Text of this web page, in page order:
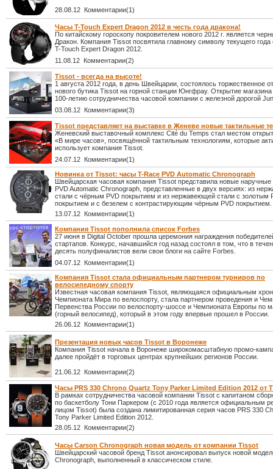
28.08.12 Комментарии(1)
Часы T-Touch Expert Dragon 2012 в честь года дракона!
По китайскому гороскопу покровителем нового 2012 г. является
Дракон. Компания Tissot посвятила главному символу текущего
T-Touch Expert Dragon 2012.
11.08.12 Комментарии(2)
Tissot - всегда на высоте!
1 августа 2012 года, в день Швейцарии, состоялось торжественное
нового бутика Tissot на горной станции Юнгфрау. Открытие
100-летию сотрудничества часовой компании с железной дорогой
03.08.12 Комментарии(3)
Tissot представляет на выставке в Женеве новые тактильные
Женевский выставочный комплекс Cité du Temps стал местом
«В мире часов», посвящённой тактильным технологиям, которые
использует компания Tissot.
24.07.12 Комментарии(1)
Новинка от Tissot: часы T-Race PVD Automatic Chronograph
Швейцарская часовая компания Tissot представила новые
PVD Automatic Chronograph, представленные в двух версиях: из
стали с чёрным PVD покрытием и из нержавеющей стали с золотым
покрытием и с безелем с контрастирующим чёрным PVD покрытием.
13.07.12 Комментарии(1)
Компания Tissot пополнила список Forbes
27 июня в Digital October прошла церемония награждения
стартапов. Конкурс, начавшийся год назад состоял в том, что в
десять полуфиналистов вели свои блоги на сайте Forbes.
04.07.12 Комментарии(1)
Компания Tissot стала официальным партнером турниров по
велосипедному спорту
Известная часовая компания Tissot, являющаяся официальным
Чемпионата Мира по велоспорту, стала партнером проведения и
Первенства России по велоспорту-шоссе и Чемпионата Европы по
(горный велосипед), который в этом году впервые прошел в России.
26.06.12 Комментарии(1)
Презентация новых часов Tissot в Воронеже
Компания Tissot начала в Воронеже широкомасштабную промо-
далее пройдёт в торговых центрах крупнейших регионов России.
21.06.12 Комментарии(2)
Часы PRS 330 Chrono Quartz Tony Parker Limited Edition 2012 от
В рамках сотрудничества часовой компании Tissot с капитаном
по баскетболу Тони Паркером (с 2010 года является официальным
лицом Tissot) была создана лимитированная серия часов PRS 330
Tony Parker Limited Edition 2012.
28.05.12 Комментарии(2)
Часы Carson Chronograph новая модель от компании Tissot
Швейцарский часовой бренд Tissot анонсировал выпуск новой
Chronograph, выполненный в классическом стиле.